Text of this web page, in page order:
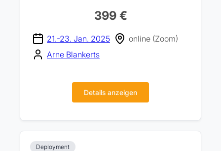
399 €
21.-23. Jan. 2025
online (Zoom)
Arne Blankerts
Details anzeigen
Deployment